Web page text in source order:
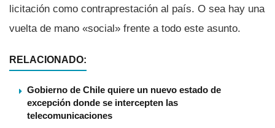
licitación como contraprestación al paí­s. O sea hay una
vuelta de mano «social» frente a todo este asunto.
RELACIONADO:
Gobierno de Chile quiere un nuevo estado de
excepción donde se intercepten las
telecomunicaciones